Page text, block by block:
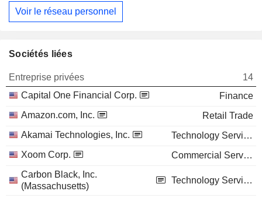
Voir le réseau personnel
Sociétés liées
Entreprise privées
14
Capital One Financial Corp.
Finance
Amazon.com, Inc.
Retail Trade
Akamai Technologies, Inc.
Technology Services
Xoom Corp.
Commercial Services
Carbon Black, Inc.
(Massachusetts)
Technology Services